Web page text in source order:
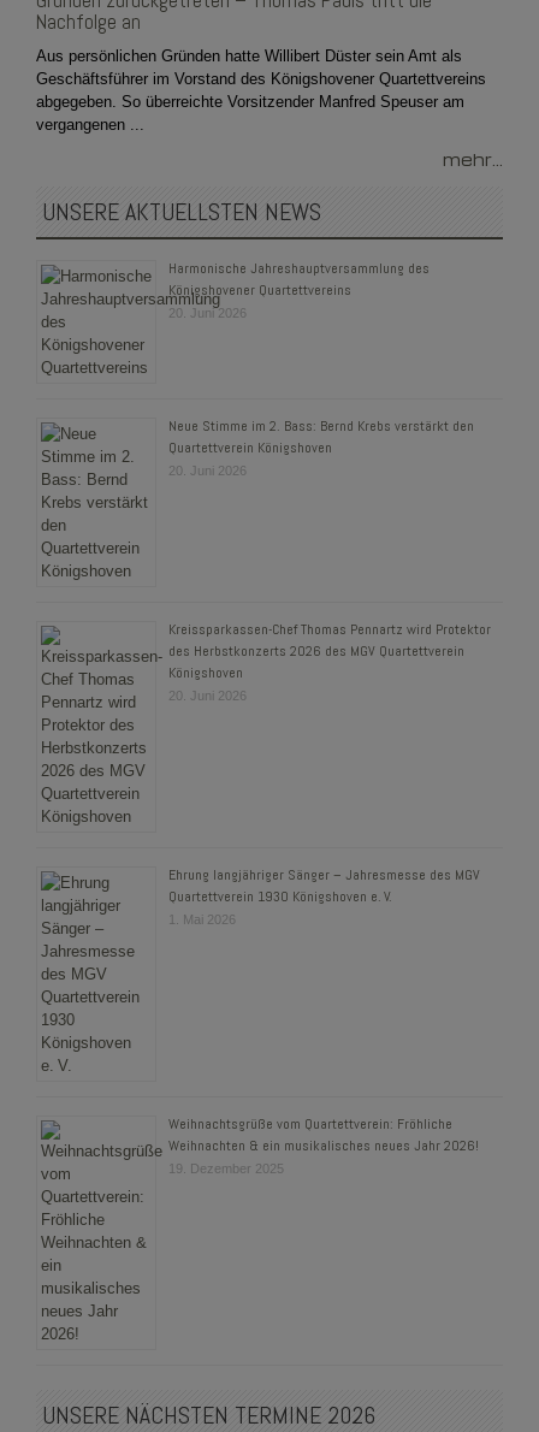
Nachfolge an
Aus persönlichen Gründen hatte Willibert Düster sein Amt als
Geschäftsführer im Vorstand des Königshovener Quartettvereins
abgegeben. So überreichte Vorsitzender Manfred Speuser am
vergangenen ...
mehr...
UNSERE AKTUELLSTEN NEWS
Harmonische Jahreshauptversammlung des
Königshovener Quartettvereins
20. Juni 2026
Neue Stimme im 2. Bass: Bernd Krebs verstärkt den
Quartettverein Königshoven
20. Juni 2026
Kreissparkassen-Chef Thomas Pennartz wird Protektor
des Herbstkonzerts 2026 des MGV Quartettverein
Königshoven
20. Juni 2026
Ehrung langjähriger Sänger – Jahresmesse des MGV
Quartettverein 1930 Königshoven e. V.
1. Mai 2026
Weihnachtsgrüße vom Quartettverein: Fröhliche
Weihnachten & ein musikalisches neues Jahr 2026!
19. Dezember 2025
UNSERE NÄCHSTEN TERMINE 2026